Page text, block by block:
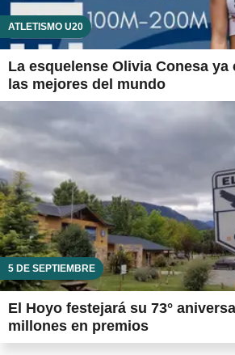
ATLETISMO U20
La esquelense Olivia Conesa ya
las mejores del mundo
5 DE SEPTIEMBRE
El Hoyo festejará su 73°
millones en premios